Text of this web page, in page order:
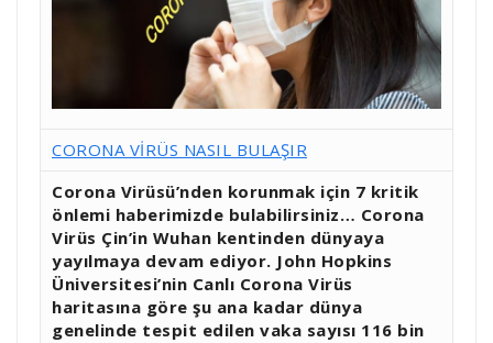
CORONA VİRÜS NASIL BULAŞIR
Corona Virüsü’nden korunmak için 7 kritik
önlemi haberimizde bulabilirsiniz… Corona
Virüs Çin’in Wuhan kentinden dünyaya
yayılmaya devam ediyor. John Hopkins
Üniversitesi’nin Canlı Corona Virüs
haritasına göre şu ana kadar dünya
genelinde tespit edilen vaka sayısı 116 bin